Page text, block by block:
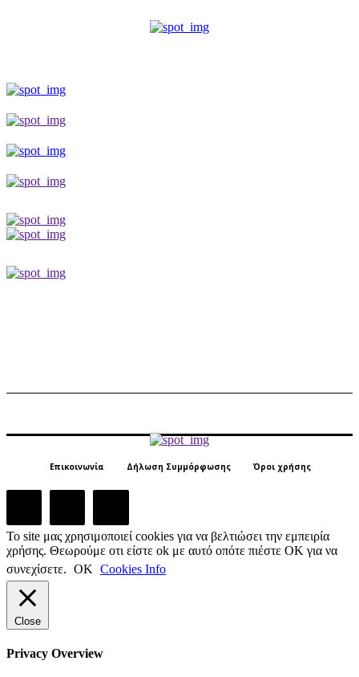
Επικοινωνία Δήλωση Συμμόρφωσης Όροι χρήσης
Το site μας χρησιμοποιεί cookies για να βελτιώσει την εμπειρία
χρήσης. Θεωρούμε οτι είστε ok με αυτό οπότε πιέστε ΟΚ για να
συνεχίσετε. ΟΚ Cookies Info
Close
Privacy Overview